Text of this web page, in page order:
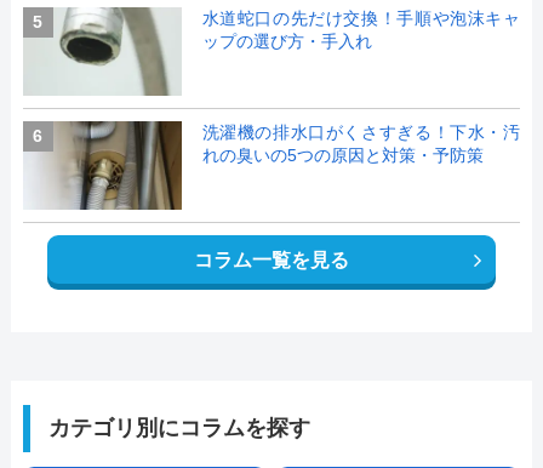
5
水道蛇口の先だけ交換！手順や泡沫キャ
ップの選び方・手入れ
6
洗濯機の排水口がくさすぎる！下水・汚
れの臭いの5つの原因と対策・予防策
コラム一覧を見る
カテゴリ別にコラムを探す